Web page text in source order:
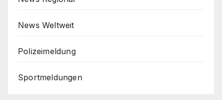
News Weltweit
Polizeimeldung
Sportmeldungen